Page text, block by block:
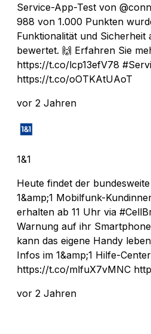
Service-App-Test von
988 von 1.000 Punkten
Funktionalität und Sicherheit
bewertet. 🙌 Erfahren Sie
https://t.co/lcp13efV78
https://t.co/oOTKAtUAoT
vor 2 Jahren
1&1
Heute findet der
1&amp;1 Mobilfunk-
erhalten ab 11 Uhr via
Warnung auf ihr
kann das eigene Handy
Infos im 1&amp;1 Hilfe-
https://t.co/mlfuX7vMNC
vor 2 Jahren